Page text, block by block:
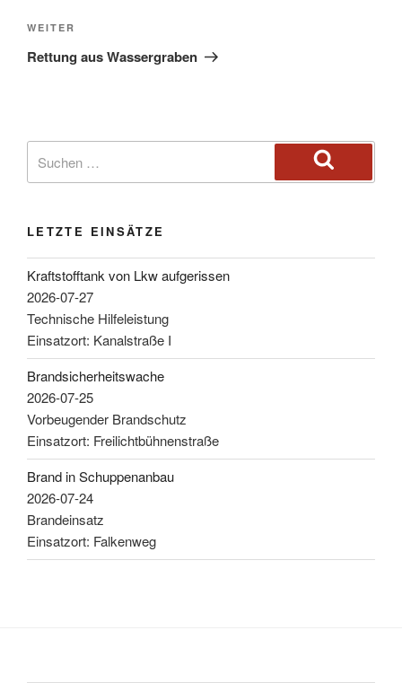
WEITER
Rettung aus Wassergraben
LETZTE EINSÄTZE
Kraftstofftank von Lkw aufgerissen
2026-07-27
Technische Hilfeleistung
Einsatzort: Kanalstraße I
Brandsicherheitswache
2026-07-25
Vorbeugender Brandschutz
Einsatzort: Freilichtbühnenstraße
Brand in Schuppenanbau
2026-07-24
Brandeinsatz
Einsatzort: Falkenweg